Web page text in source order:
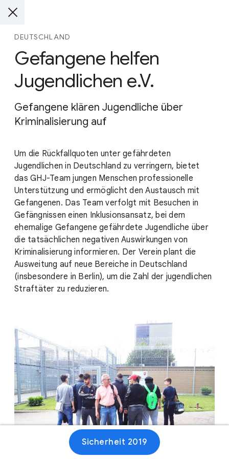
DEUTSCHLAND
Gefangene helfen
Jugendlichen e.V.
Gefangene klären Jugendliche über
Kriminalisierung auf
Um die Rückfallquoten unter gefährdeten
Jugendlichen in Deutschland zu verringern, bietet
das GHJ-Team jungen Menschen professionelle
Unterstützung und ermöglicht den Austausch mit
Gefangenen. Das Team verfolgt mit Besuchen in
Gefängnissen einen Inklusionsansatz, bei dem
ehemalige Gefangene gefährdete Jugendliche über
die tatsächlichen negativen Auswirkungen von
Kriminalisierung informieren. Der Verein plant die
Ausweitung auf neue Bereiche in Deutschland
(insbesondere in Berlin), um die Zahl der jugendlichen
Straftäter zu reduzieren.
Sicherheit 2019